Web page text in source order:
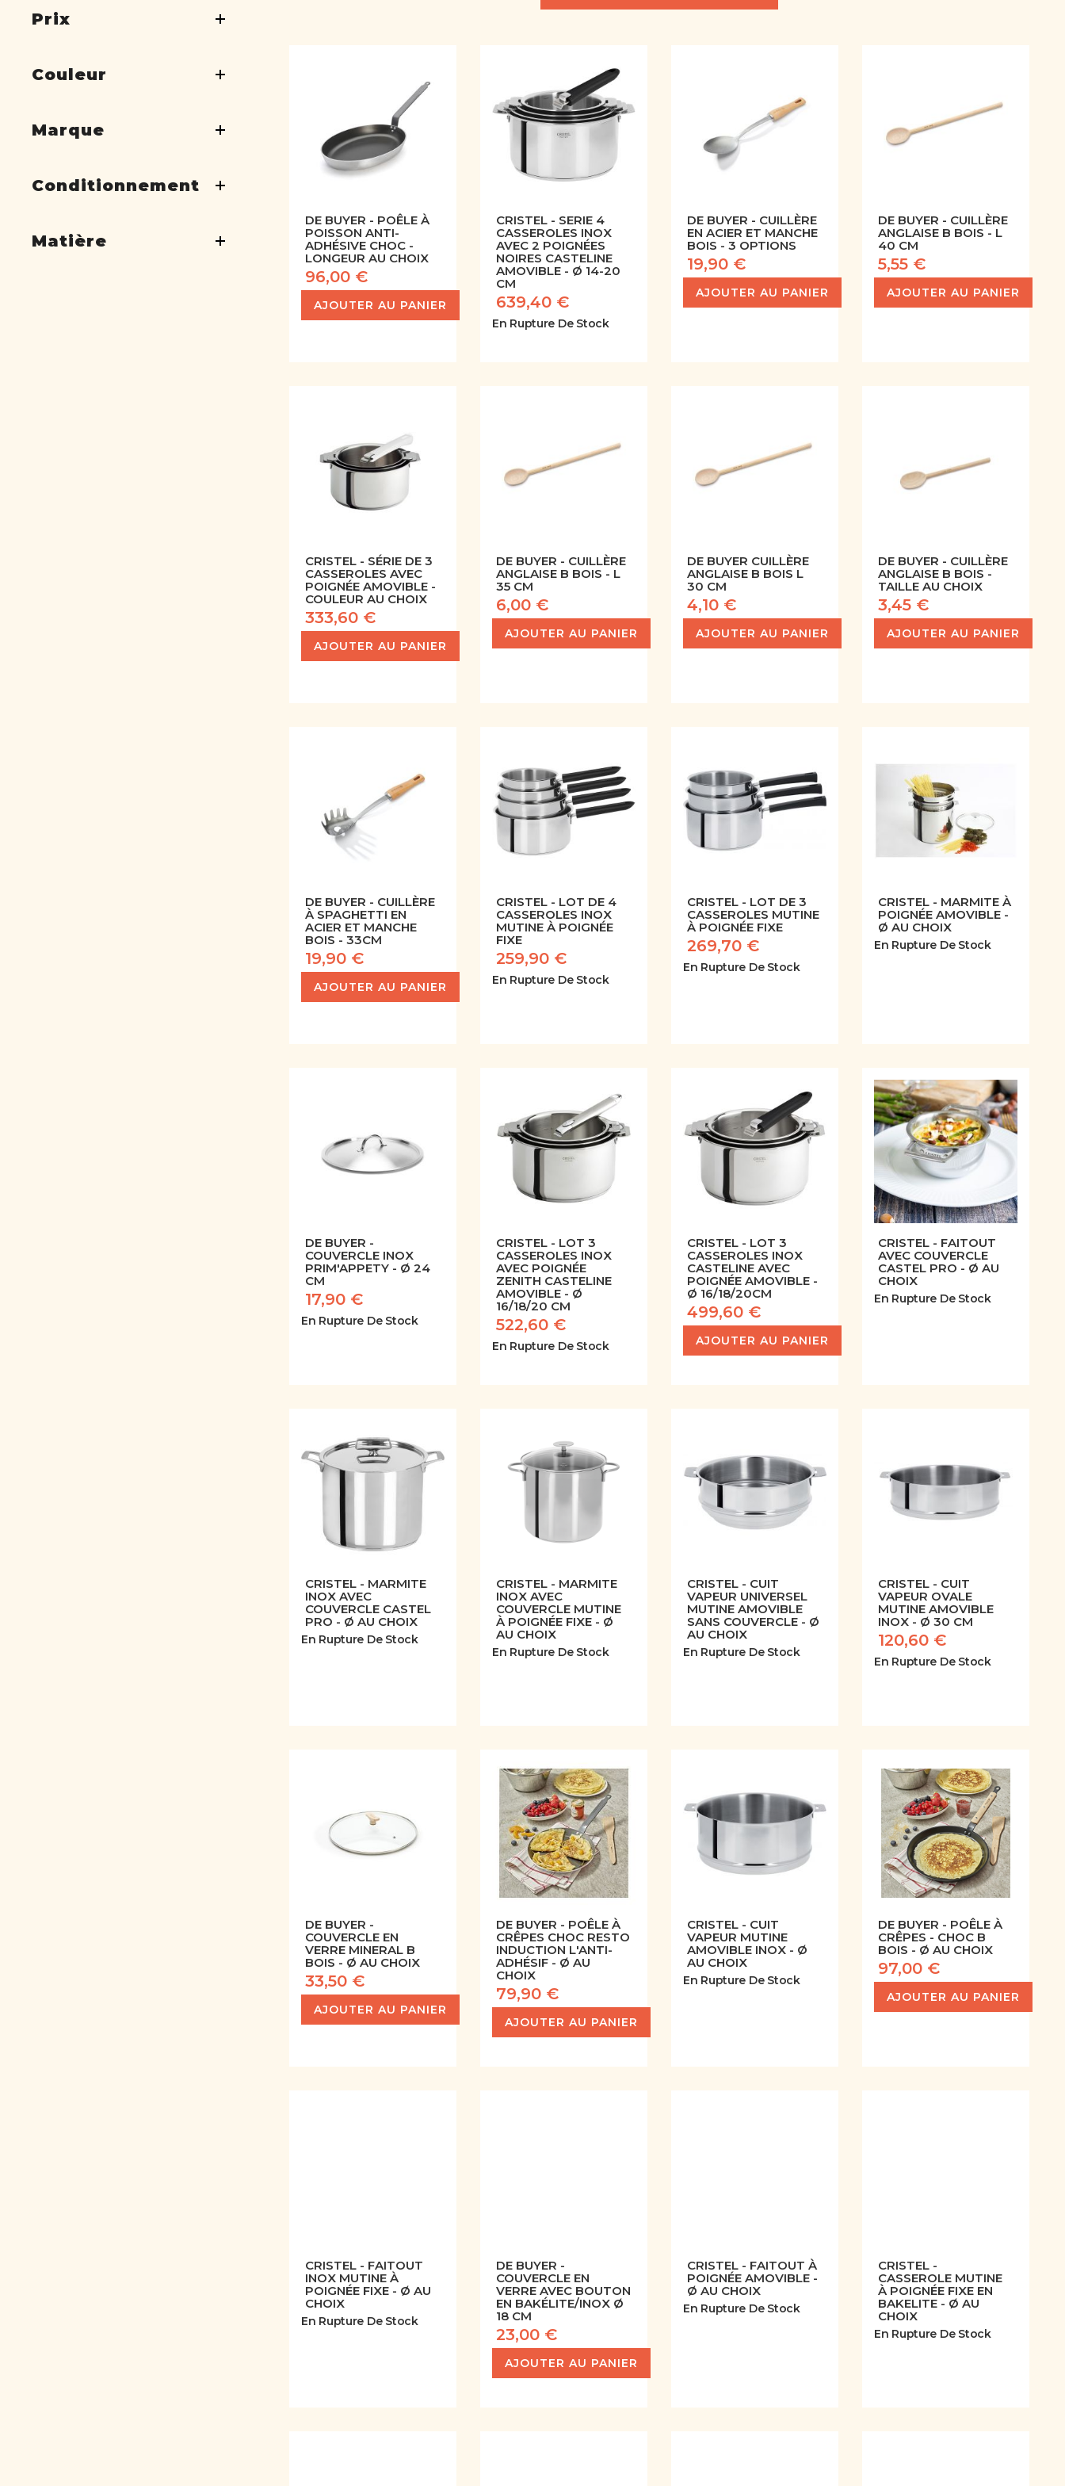
DE BUYER - POÊLE À
POISSON ANTI-
ADHÉSIVE CHOC -
LONGEUR AU CHOIX
96,00 €
AJOUTER AU PANIER
CRISTEL - SERIE 4
CASSEROLES INOX
AVEC 2 POIGNÉES
NOIRES CASTELINE
AMOVIBLE - Ø 14-20
CM
639,40 €
En Rupture De Stock
DE BUYER - CUILLÈRE
EN ACIER ET MANCHE
BOIS - 3 OPTIONS
19,90 €
AJOUTER AU PANIER
DE BUYER - CUILLÈRE
ANGLAISE B BOIS - L
40 CM
5,55 €
AJOUTER AU PANIER
CRISTEL - SÉRIE DE 3
CASSEROLES AVEC
POIGNÉE AMOVIBLE -
COULEUR AU CHOIX
333,60 €
AJOUTER AU PANIER
DE BUYER - CUILLÈRE
ANGLAISE B BOIS - L
35 CM
6,00 €
AJOUTER AU PANIER
DE BUYER CUILLÈRE
ANGLAISE B BOIS L
30 CM
4,10 €
AJOUTER AU PANIER
DE BUYER - CUILLÈRE
ANGLAISE B BOIS -
TAILLE AU CHOIX
3,45 €
AJOUTER AU PANIER
DE BUYER - CUILLÈRE
À SPAGHETTI EN
ACIER ET MANCHE
BOIS - 33CM
19,90 €
AJOUTER AU PANIER
CRISTEL - LOT DE 4
CASSEROLES INOX
MUTINE À POIGNÉE
FIXE
259,90 €
En Rupture De Stock
CRISTEL - LOT DE 3
CASSEROLES MUTINE
À POIGNÉE FIXE
269,70 €
En Rupture De Stock
CRISTEL - MARMITE À
POIGNÉE AMOVIBLE -
Ø AU CHOIX
En Rupture De Stock
DE BUYER -
COUVERCLE INOX
PRIM'APPETY - Ø 24
CM
17,90 €
En Rupture De Stock
CRISTEL - LOT 3
CASSEROLES INOX
AVEC POIGNÉE
ZENITH CASTELINE
AMOVIBLE - Ø
16/18/20 CM
522,60 €
En Rupture De Stock
CRISTEL - LOT 3
CASSEROLES INOX
CASTELINE AVEC
POIGNÉE AMOVIBLE -
Ø 16/18/20CM
499,60 €
AJOUTER AU PANIER
CRISTEL - FAITOUT
AVEC COUVERCLE
CASTEL PRO - Ø AU
CHOIX
En Rupture De Stock
CRISTEL - MARMITE
INOX AVEC
COUVERCLE CASTEL
PRO - Ø AU CHOIX
En Rupture De Stock
CRISTEL - MARMITE
INOX AVEC
COUVERCLE MUTINE
À POIGNÉE FIXE - Ø
AU CHOIX
En Rupture De Stock
CRISTEL - CUIT
VAPEUR UNIVERSEL
MUTINE AMOVIBLE
SANS COUVERCLE - Ø
AU CHOIX
En Rupture De Stock
CRISTEL - CUIT
VAPEUR OVALE
MUTINE AMOVIBLE
INOX - Ø 30 CM
120,60 €
En Rupture De Stock
DE BUYER -
COUVERCLE EN
VERRE MINERAL B
BOIS - Ø AU CHOIX
33,50 €
AJOUTER AU PANIER
DE BUYER - POÊLE À
CRÊPES CHOC RESTO
INDUCTION L'ANTI-
ADHÉSIF - Ø AU
CHOIX
79,90 €
AJOUTER AU PANIER
CRISTEL - CUIT
VAPEUR MUTINE
AMOVIBLE INOX - Ø
AU CHOIX
En Rupture De Stock
DE BUYER - POÊLE À
CRÊPES - CHOC B
BOIS - Ø AU CHOIX
97,00 €
AJOUTER AU PANIER
CRISTEL - FAITOUT
INOX MUTINE À
POIGNÉE FIXE - Ø AU
CHOIX
En Rupture De Stock
DE BUYER -
COUVERCLE EN
VERRE AVEC BOUTON
EN BAKÉLITE/INOX Ø
18 CM
23,00 €
AJOUTER AU PANIER
CRISTEL - FAITOUT À
POIGNÉE AMOVIBLE -
Ø AU CHOIX
En Rupture De Stock
CRISTEL -
CASSEROLE MUTINE
À POIGNÉE FIXE EN
BAKELITE - Ø AU
CHOIX
En Rupture De Stock
Prix
Couleur
Marque
Conditionnement
Matière